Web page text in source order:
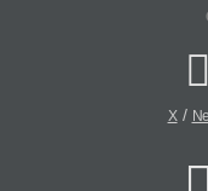
X/